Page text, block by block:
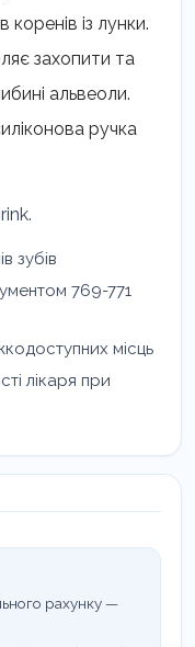
коренів із лунки.
захопити та
альвеоли.
ручка
зубів
769-771
місць
лікаря при
рахунку —